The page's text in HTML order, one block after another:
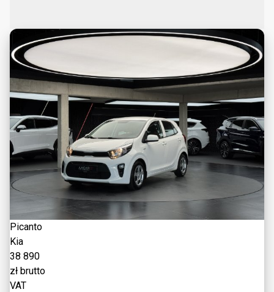
Picanto
Kia
38 890
zł brutto
VAT